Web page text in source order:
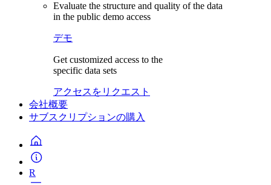
Evaluate the structure and quality of the data
in the public demo access
デモ
Get customized access to the
specific data sets
アクセスをリクエスト
会社概要
サブスクリプションの購入
R